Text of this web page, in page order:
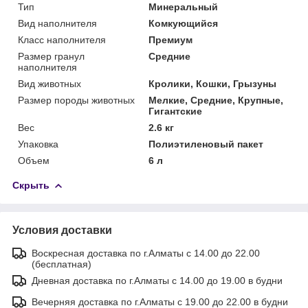
Тип
Минеральный
Вид наполнителя
Комкующийся
Класс наполнителя
Премиум
Размер гранул
наполнителя
Средние
Вид животных
Кролики, Кошки, Грызуны
Размер породы животных
Мелкие, Средние, Крупные,
Гигантские
Вес
2.6 кг
Упаковка
Полиэтиленовый пакет
Объем
6 л
Скрыть
Условия доставки
Воскресная доставка по г.Алматы с 14.00 до 22.00
(бесплатная)
Дневная доставка по г.Алматы с 14.00 до 19.00 в будни
Вечерняя доставка по г.Алматы с 19.00 до 22.00 в будни